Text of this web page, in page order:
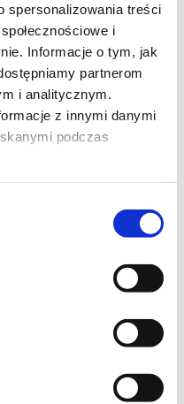
spersonalizowania treści
i
Informacje o tym, jak
partnerom
i analitycznym.
z innymi danymi
podczas
Ruggieri – Padova,
Birmingham, Schaap –
Sanders – Leiden,
Owocne obrady
technik leczenia
miednicy oraz
bardzo dynamicznie
Jednym z
była rekonstrukcja
pod